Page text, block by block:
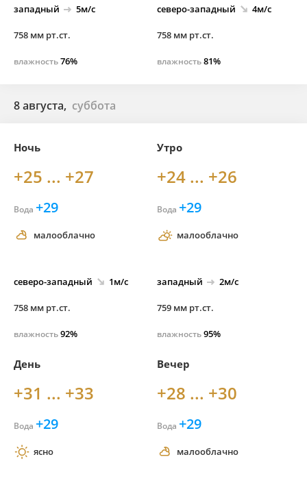
западный 5м/с
758 мм рт.ст.
влажность76%
северо-западный 4м/с
758 мм рт.ст.
влажность81%
8 августа, суббота
Ночь
+25 ... +27
Вода +29
малооблачно
северо-западный 1м/с
758 мм рт.ст.
влажность92%
Утро
+24 ... +26
Вода +29
малооблачно
западный 2м/с
759 мм рт.ст.
влажность95%
День
+31 ... +33
Вода +29
ясно
Вечер
+28 ... +30
Вода +29
малооблачно